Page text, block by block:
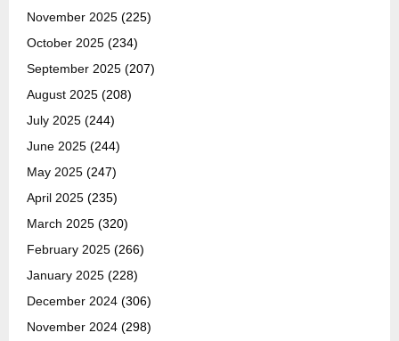
November 2025 (225)
October 2025 (234)
September 2025 (207)
August 2025 (208)
July 2025 (244)
June 2025 (244)
May 2025 (247)
April 2025 (235)
March 2025 (320)
February 2025 (266)
January 2025 (228)
December 2024 (306)
November 2024 (298)